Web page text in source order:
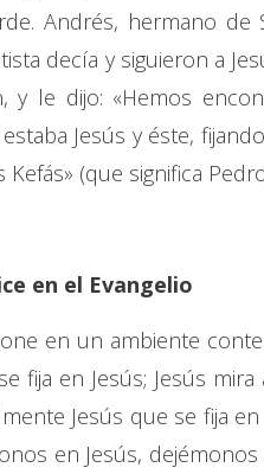
Andrés, hermano
decía y siguieron a
y le dijo: «Hemos
Jesús y éste,
(que significa
en el Evangelio
en un ambiente
fija en Jesús; Jesús
Jesús que se fija
en Jesús,